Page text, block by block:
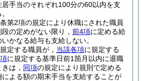
手当のそれぞれ100分の60以内を支
第2項の規定により休職にされた職員
の定めがない限り， 前4項に定める給
かなる給与も支給しない。
定する職員が， 当該各項に規定する
に規定する基準日前1箇月以内に退職
は， 同項の規定により規則で定める
による額の期末手当を支給することが